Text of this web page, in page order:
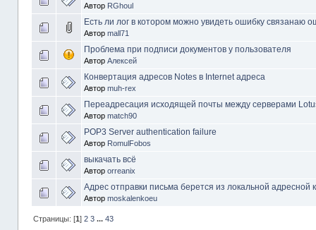
Автор RGhoul
Есть ли лог в котором можно увидеть ошибку связанаю
Автор mall71
Проблема при подписи документов у пользователя
Автор Алексей
Конвертация адресов Notes в Internet адреса
Автор muh-rex
Переадресация исходящей почты между серверами
Автор match90
POP3 Server authentication failure
Автор RomulFobos
выкачать всё
Автор orreanix
Адрес отправки письма берется из локальной адресной
Автор moskalenkoeu
Страницы: [1] 2 3 ... 43